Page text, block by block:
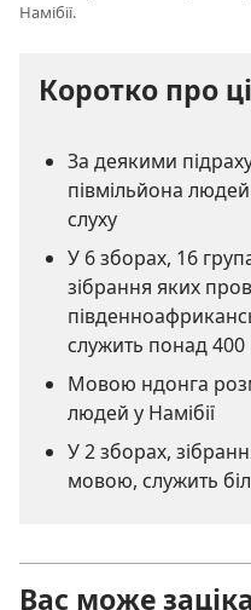
Намібії.
Коротко про
За деякими
півмільйона
слуху
У 6 зборах, 16
зібрання яких
служить понад 400
Мовою ндонга
людей у Намібії
У 2 зборах,
мовою, служить
Вас може